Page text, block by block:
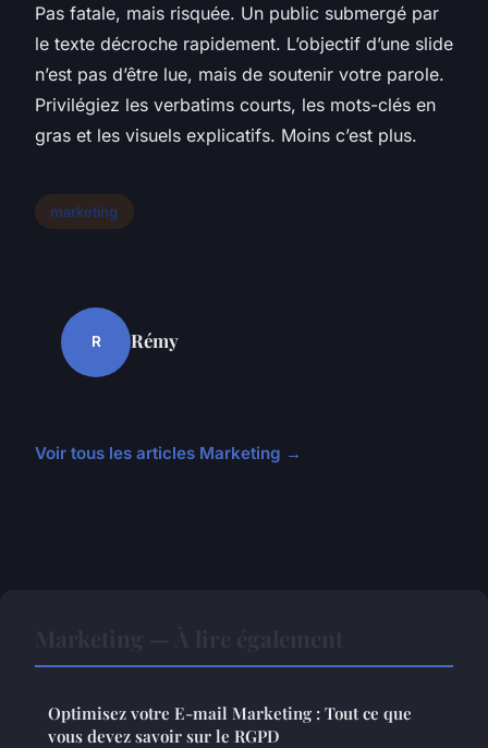
Pas fatale, mais risquée. Un public submergé par
le texte décroche rapidement. L’objectif d’une slide
n’est pas d’être lue, mais de soutenir votre parole.
Privilégiez les verbatims courts, les mots-clés en
gras et les visuels explicatifs. Moins c’est plus.
marketing
R Rémy
Voir tous les articles Marketing →
Optimisez votre E-mail Marketing : Tout ce que
vous devez savoir sur le RGPD